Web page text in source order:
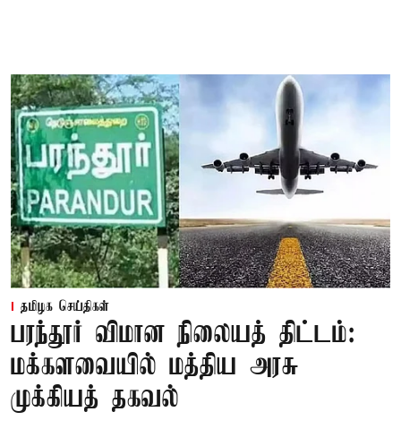
தமிழக செய்திகள்
பரந்தூர் விமான நிலையத் திட்டம்:
மக்களவையில் மத்திய அரசு
முக்கியத் தகவல்